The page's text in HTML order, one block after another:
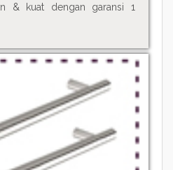
& kuat dengan garansi 1